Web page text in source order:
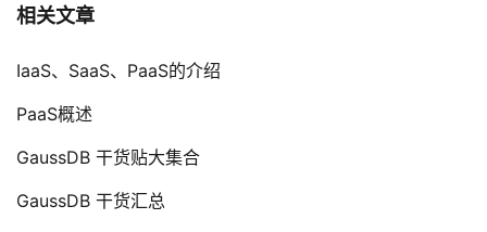
相关文章
IaaS、SaaS、PaaS的介绍
PaaS概述
GaussDB 干货贴大集合
GaussDB 干货汇总